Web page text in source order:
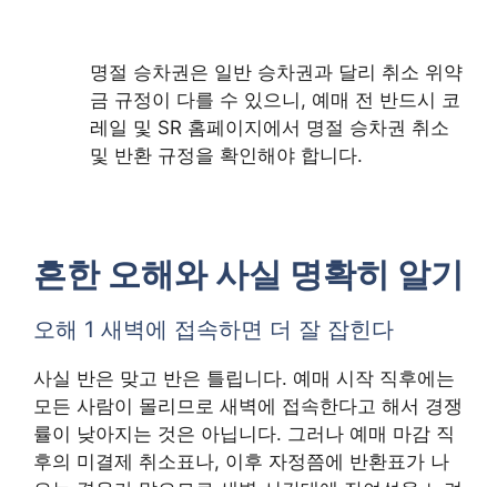
명절 승차권은 일반 승차권과 달리 취소 위약
금 규정이 다를 수 있으니, 예매 전 반드시 코
레일 및 SR 홈페이지에서 명절 승차권 취소
및 반환 규정을 확인해야 합니다.
흔한 오해와 사실 명확히 알기
오해 1 새벽에 접속하면 더 잘 잡힌다
사실 반은 맞고 반은 틀립니다. 예매 시작 직후에는
모든 사람이 몰리므로 새벽에 접속한다고 해서 경쟁
률이 낮아지는 것은 아닙니다. 그러나 예매 마감 직
후의 미결제 취소표나, 이후 자정쯤에 반환표가 나